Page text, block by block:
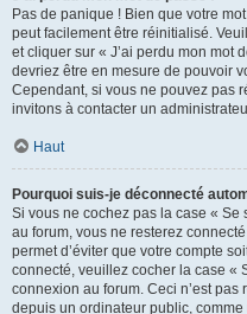
Pas de panique ! Bien que votre
peut facilement être réinitialisé.
et cliquer sur « J’ai perdu mon mot
devriez être en mesure de pouvoir
Cependant, si vous ne pouvez pas
invitons à contacter un
Haut
Pourquoi suis-je déconnecté
Si vous ne cochez pas la case «
au forum, vous ne resterez
permet d’éviter que votre compte
connecté, veuillez cocher la case «
connexion au forum. Ceci n’est
depuis un ordinateur public,